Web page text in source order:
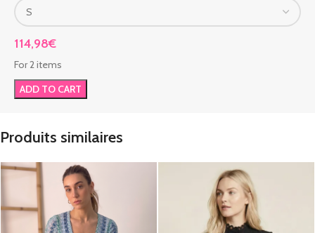
114,98€
For 2 items
ADD TO CART
Produits similaires